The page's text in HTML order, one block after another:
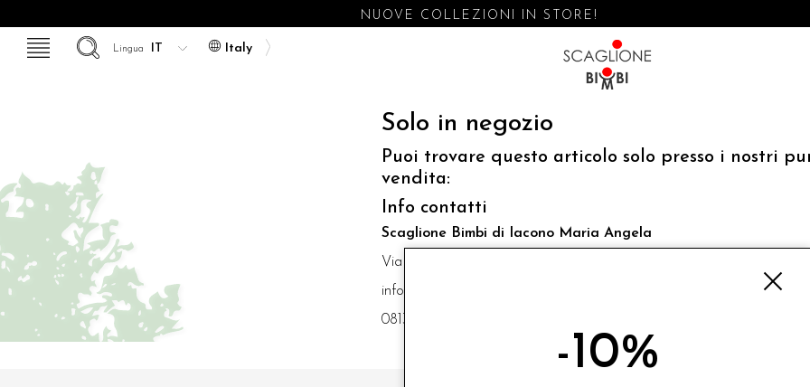
NUOVE COLLEZIONI IN STORE!
Italy
Lingua
Solo in negozio
Puoi trovare questo articolo solo presso i nostri
vendita:
Info contatti
Scaglione Bimbi di Iacono Maria Angela
Via Luigi Mazzella,73 80077 Ischia
info@scaglionebimbi.com
0813331162
-10%